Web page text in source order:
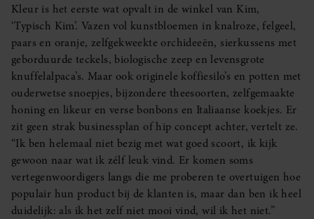
Kleur is het eerste wat opvalt in de winkel van Kim,
‘Typisch Kim’. Vazen vol kunstbloemen in knalroze, felgeel,
paars en oranje, zelfgekweekte orchideeën, sierkussens met
geborduurde teckels, biologische zeep en levensgrote
knuffelalpaca’s. Maar ook originele koffiesilo’s en potten met
ouderwetse snoepjes, bijzondere theesoorten, zelfgemaakte
honing en likeur en verse bonbons en Italiaanse koekjes. Er
zit geen strak businessplan of hip concept achter, vertelt ze.
“Ik ben helemaal niet bezig met wat goed scoort, ik kijk
gewoon naar wat ik zélf leuk vind. Er komen soms
vertegenwoordigers langs die me proberen te overtuigen hoe
populair hun product bij de klanten is, maar dan ben ik heel
duidelijk: als ik het zelf niet mooi vind, wil ik het niet.”